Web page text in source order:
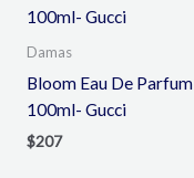
Damas
Bloom Eau De Parfum
100ml- Gucci
$207